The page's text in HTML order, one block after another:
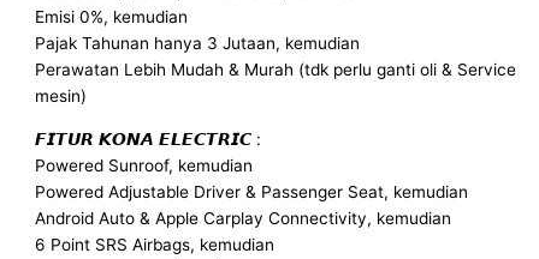
Emisi 0%, kemudian
Pajak Tahunan hanya 3 Jutaan, kemudian
Perawatan Lebih Mudah & Murah (tdk perlu ganti oli & Service
mesin)
𝙁𝙄𝙏𝙐𝙍 𝙆𝙊𝙉𝘼 𝙀𝙇𝙀𝘾𝙏𝙍𝙄𝘾 :
Powered Sunroof, kemudian
Powered Adjustable Driver & Passenger Seat, kemudian
Android Auto & Apple Carplay Connectivity, kemudian
6 Point SRS Airbags, kemudian